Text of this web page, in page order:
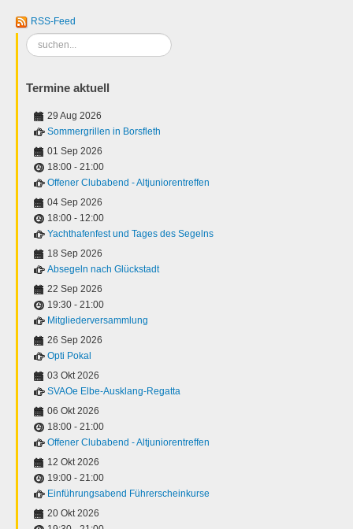
RSS-Feed
Suchen
...
Termine aktuell
29 Aug 2026
Sommergrillen in Borsfleth
01 Sep 2026
18:00 - 21:00
Offener Clubabend - Altjuniorentreffen
04 Sep 2026
18:00 - 12:00
Yachthafenfest und Tages des Segelns
18 Sep 2026
Absegeln nach Glückstadt
22 Sep 2026
19:30 - 21:00
Mitgliederversammlung
26 Sep 2026
Opti Pokal
03 Okt 2026
SVAOe Elbe-Ausklang-Regatta
06 Okt 2026
18:00 - 21:00
Offener Clubabend - Altjuniorentreffen
12 Okt 2026
19:00 - 21:00
Einführungsabend Führerscheinkurse
20 Okt 2026